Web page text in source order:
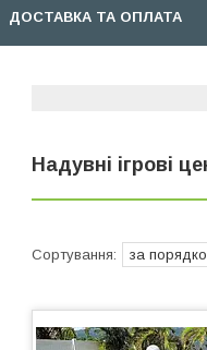
ДОСТАВКА ТА ОПЛАТА
Надувні ігрові